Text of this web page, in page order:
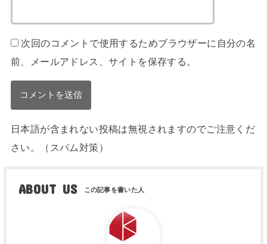
次回のコメントで使用するためブラウザーに自分の名
前、メールアドレス、サイトを保存する。
日本語が含まれない投稿は無視されますのでご注意くだ
さい。（スパム対策）
ABOUT US